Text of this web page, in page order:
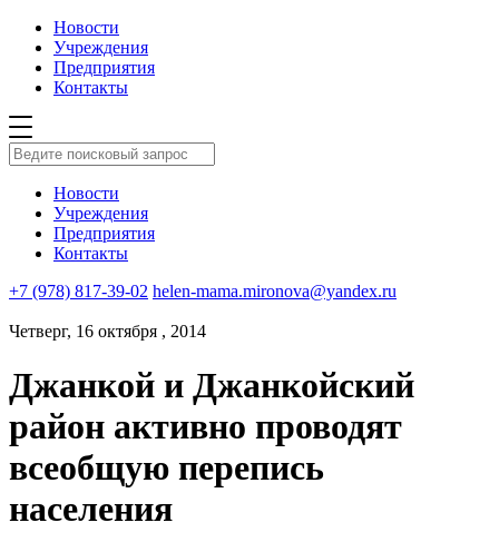
Новости
Учреждения
Предприятия
Контакты
Новости
Учреждения
Предприятия
Контакты
+7 (978) 817-39-02 helen-mama.mironova@yandex.ru
Четверг, 16 октября , 2014
Джанкой и Джанкойский
район активно проводят
всеобщую перепись
населения